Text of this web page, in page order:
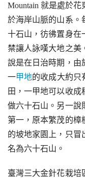
Mountain 就是處於
於海岸山脈的山系。
十石山，彷彿置身在
禁讓人詠嘆大地之美
說是在日治時期，由
一甲地的收成大約只
田，一甲地可以收成
做六十石山。另一說
第一，原本繁茂的樟
的坡地家園上，只冒
名為六十石山。
臺灣三大金針花栽培